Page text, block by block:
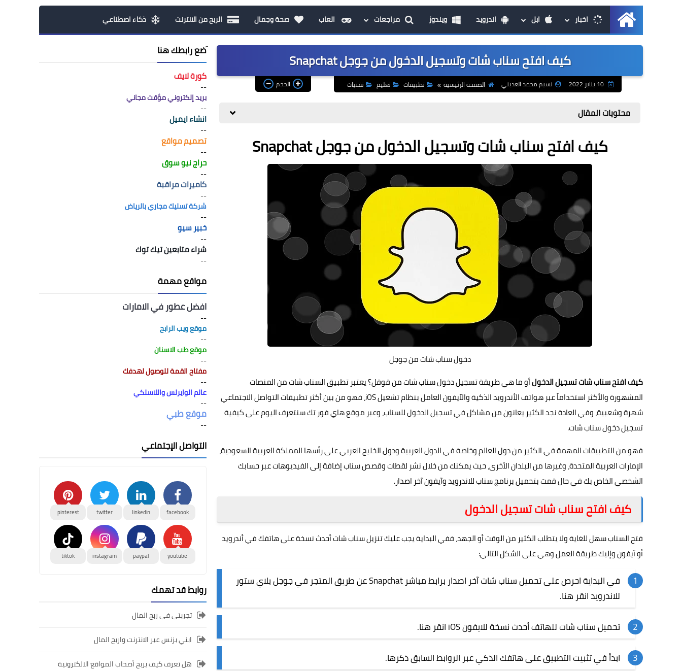
الرئيسيةاخبار ابل اندرويد ويندوز مراجعات العاب صحة وجمال الربح من الانترنت ذكاء اصطناعي
كيف افتح سناب شات وتسجيل الدخول من جوجل Snapchat
نسيم محمد العديني الصفحة الرئيسية تطبيقات تعليم تقنيات الحجم
محتويات المقال
كيف افتح سناب شات وتسجيل الدخول من جوجل Snapchat
دخول سناب شات من جوجل
كيف افتح سناب شات تسجيل الدخولأو ما هي طريقة تسجيل دخولسناب شاتمن قوقل؟ يعتبر تطبيق السناب شات من المنصات
المشهورة والأكثر استخداماً عبر هواتف الأندرويد الذكية والآيفون العامل بنظام تشغيل iOS، فهو من بين أكثر تطبيقات التواصل الاجتماعي
شهرة وشعبية، وفي العادة نجد الكثير يعانون من مشاكل في تسجيل الدخول للسناب، وعبر موقعهاي فور تكسنتعرف اليوم على كيفية
تسجيل دخول سناب شات.
فهو من التطبيقات المهمة في الكثير من دول العالم وخاصة في الدول العربية ودول الخليج العربي على رأسها المملكة العربية السعودية،
الإمارات العربية المتحدة، وغيرها من البلدان الأخرى، حيث يمكنك من خلال نشر لقطات وقصص سناب إضافة إلى الفيديوهات عبر حسابك
الشخصي الخاص بك في حال قمت بتحميل برنامج سناب للاندرويد وآيفون آخر اصدار.
كيف افتح سناب شات تسجيل الدخول
فتح السناب سهل للغاية ولا يتطلب الكثير من الوقت أو الجهد، ففي البداية يجب عليك تنزيل سناب شات أحدث نسخة على هاتفك في أندرويد
أو آيفون وإليك طريقة العمل وهي على الشكل التالي:
في البداية احرص على تحميل سناب شات آخر اصدار برابط مباشر Snapchat عن طريق المتجر في جوجل بلاي ستور
للاندرويد انقر هنا.
تحميل سناب شات للهاتف أحدث نسخة للايفون iOS
انقر هنا.
ابدأ في تثبيت التطبيق على هاتفك الذكي عبر الروابط السابق ذكرها.
َضع رابطك هنا
كورة لايف
--
بريد إلكتروني مؤقت مجاني
--
انشاء ايميل
--
تصميم مواقع
--
حراج نيو سوق
--
كاميرات مراقبة
--
شركة تسليك مجاري بالرياض
--
خبير سيو
--
شراء متابعين تيك توك
--
مواقع مهمة
افضل عطور في الامارات
--
موقع ويب الرابح
--
موقع طب الاسنان
--
مفتاح القمة للوصول لهدفك
--
عالم الوايرلس واللاسلكي
--
موقع طبي
--
التواصل الإجتماعي
facebook
linkedin
twitter
pinterest
youtube
paypal
instagram
tiktok
روابط قد تهمك
تجربتي في ربح المال
ابني بزنس عبر الانترنت واربح المال
هل تعرف كيف يربح أصحاب المواقع الالكترونية